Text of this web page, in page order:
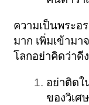
ความเป็นพระอ
มาก เพิ่มเข้าม
โลกอย่าคิดว่าดี
อย่าติดใ
ของวิเศ